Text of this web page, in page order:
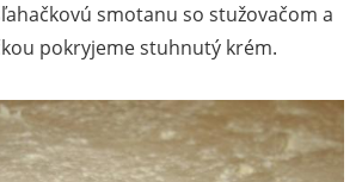
smotanu so stužovačom a
pokryjeme stuhnutý krém.